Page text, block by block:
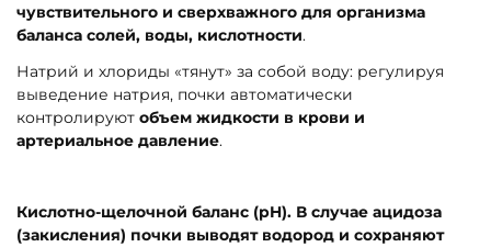
чувствительного и сверхважного для организма
баланса солей, воды, кислотности.
Натрий и хлориды «тянут» за собой воду: регулируя
выведение натрия, почки автоматически
контролируют объем жидкости в крови и
артериальное давление.
Кислотно-щелочной баланс (pH). В случае ацидоза
(закисления) почки выводят водород и сохраняют